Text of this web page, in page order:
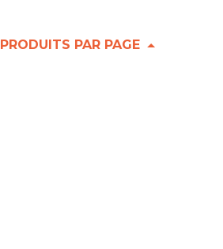
24 PRODUITS PAR PAGE